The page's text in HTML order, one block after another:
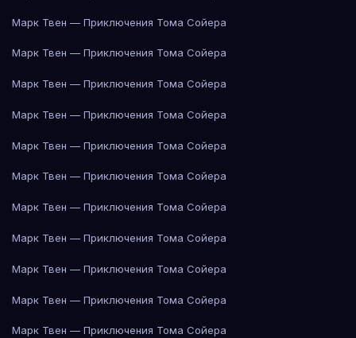
Марк Твен — Приключения Тома Сойера
Марк Твен — Приключения Тома Сойера
Марк Твен — Приключения Тома Сойера
Марк Твен — Приключения Тома Сойера
Марк Твен — Приключения Тома Сойера
Марк Твен — Приключения Тома Сойера
Марк Твен — Приключения Тома Сойера
Марк Твен — Приключения Тома Сойера
Марк Твен — Приключения Тома Сойера
Марк Твен — Приключения Тома Сойера
Марк Твен — Приключения Тома Сойера